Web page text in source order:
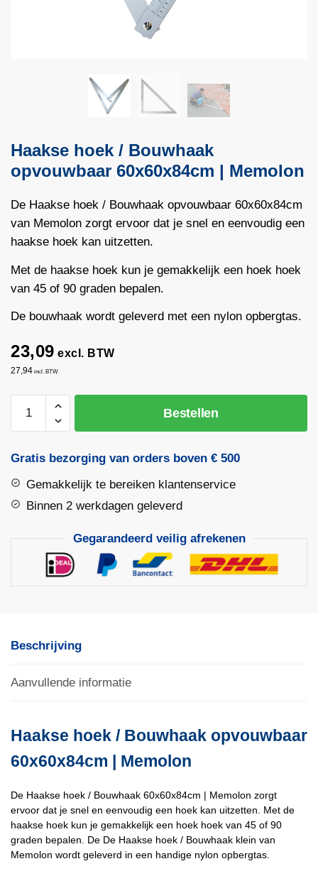
Haakse hoek / Bouwhaak
opvouwbaar 60x60x84cm | Memolon
De Haakse hoek / Bouwhaak opvouwbaar 60x60x84cm
van Memolon zorgt ervoor dat je snel en eenvoudig een
haakse hoek kan uitzetten.
Met de haakse hoek kun je gemakkelijk een hoek hoek
van 45 of 90 graden bepalen.
De bouwhaak wordt geleverd met een nylon opbergtas.
23,09 excl. BTW
27,94 incl. BTW
hoek
Bouwhaak
60x60x84cm
|
Bestellen
Gratis bezorging van orders boven € 500
Gemakkelijk te bereiken klantenservice
Binnen 2 werkdagen geleverd
Gegarandeerd veilig afrekenen
Beschrijving
Aanvullende informatie
Haakse hoek / Bouwhaak opvouwbaar
60x60x84cm | Memolon
De Haakse hoek / Bouwhaak 60x60x84cm | Memolon zorgt
ervoor dat je snel en eenvoudig een hoek kan uitzetten. Met de
haakse hoek kun je gemakkelijk een hoek hoek van 45 of 90
graden bepalen. De De Haakse hoek / Bouwhaak klein van
Memolon wordt geleverd in een handige nylon opbergtas.